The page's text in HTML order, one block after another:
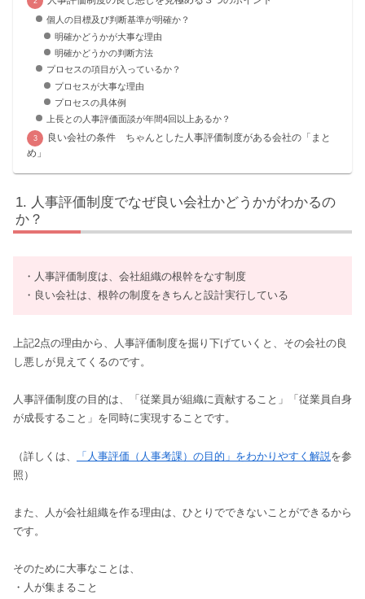
個人の目標及び判断基準が明確か？
明確かどうかが大事な理由
明確かどうかの判断方法
プロセスの項目が入っているか？
プロセスが大事な理由
プロセスの具体例
上長との人事評価面談が年間4回以上あるか？
良い会社の条件 ちゃんとした人事評価制度がある会社の「まと
め」
人事評価制度でなぜ良い会社かどうかがわかるの
か？
・人事評価制度は、会社組織の根幹をなす制度
・良い会社は、根幹の制度をきちんと設計実行している
上記2点の理由から、人事評価制度を掘り下げていくと、その会社の良
し悪しが見えてくるのです。
人事評価制度の目的は、「従業員が組織に貢献すること」「従業員自身
が成長すること」を同時に実現することです。
（詳しくは、 「人事評価（人事考課）の目的」をわかりやすく解説 を参
照）
また、人が会社組織を作る理由は、ひとりでできないことができるから
です。
そのために大事なことは、
・人が集まること